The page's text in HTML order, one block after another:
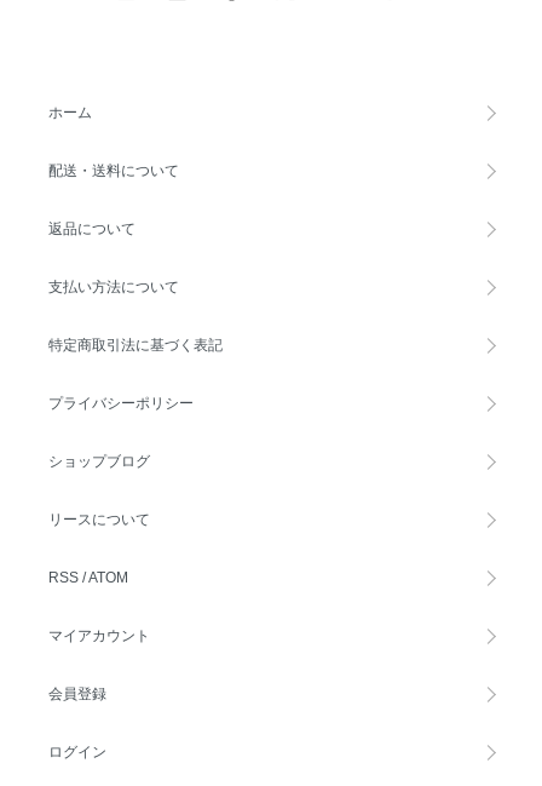
ホーム
配送・送料について
返品について
支払い方法について
特定商取引法に基づく表記
プライバシーポリシー
ショップブログ
リースについて
RSS /ATOM
マイアカウント
会員登録
ログイン